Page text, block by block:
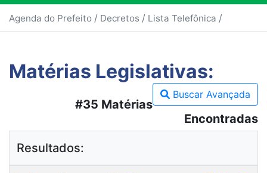
Agenda do Prefeito / Decretos / Lista Telefônica /
Matérias Legislativas:
Buscar Avançada
#35 Matérias
Encontradas
Resultados: